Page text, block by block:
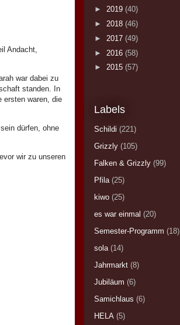
Andacht,
war dabei zu
standen. In
ersten waren, die
dürfen, ohne
wir zu unseren
► 2019 (40)
► 2018 (46)
► 2017 (49)
► 2016 (58)
► 2015 (57)
Labels
Schildi (221)
Grizzly (105)
Falken & Grizzly (99)
Pfila (25)
kiwo (25)
es war einmal (20)
Semester-Programm (18)
sola (14)
Jahrmarkt (8)
Jubiläum (6)
Samichlaus (6)
HELA (5)